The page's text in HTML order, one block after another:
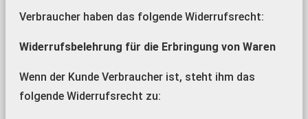
Verbraucher haben das folgende Widerrufsrecht:
Widerrufsbelehrung für die Erbringung von Waren
Wenn der Kunde Verbraucher ist, steht ihm das
folgende Widerrufsrecht zu: